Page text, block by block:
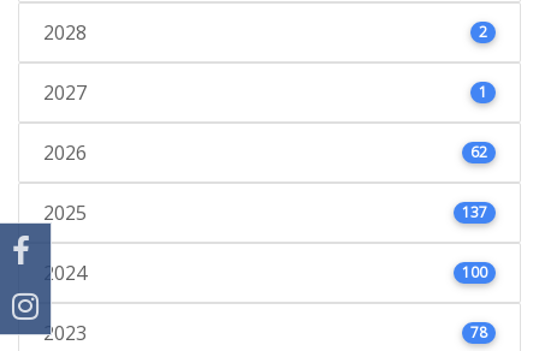
2028 2
2027 1
2026 62
2025 137
2024 100
2023 78